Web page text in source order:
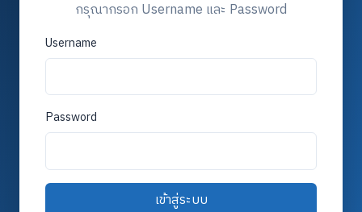
กรุณากรอก Username และ Password
Username
Password
เข้าสู่ระบบ